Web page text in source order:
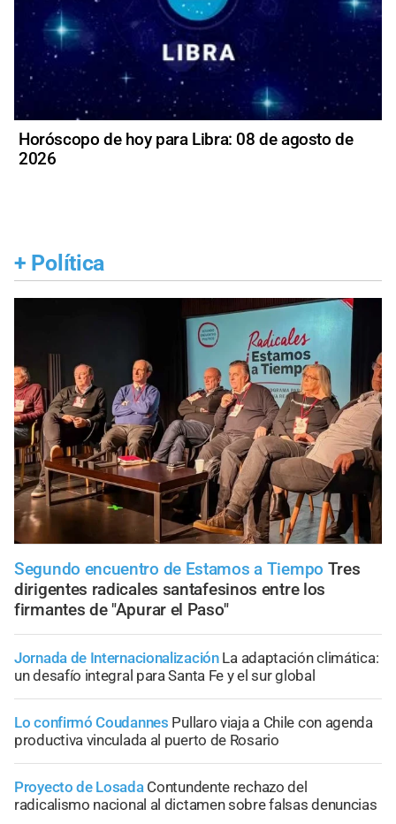
Horóscopo de hoy para Libra: 08 de agosto de
2026
+ Política
Segundo encuentro de Estamos a Tiempo Tres
dirigentes radicales santafesinos entre los
firmantes de "Apurar el Paso"
Jornada de Internacionalización La adaptación climática:
un desafío integral para Santa Fe y el sur global
Lo confirmó Coudannes Pullaro viaja a Chile con agenda
productiva vinculada al puerto de Rosario
Proyecto de Losada Contundente rechazo del
radicalismo nacional al dictamen sobre falsas denuncias